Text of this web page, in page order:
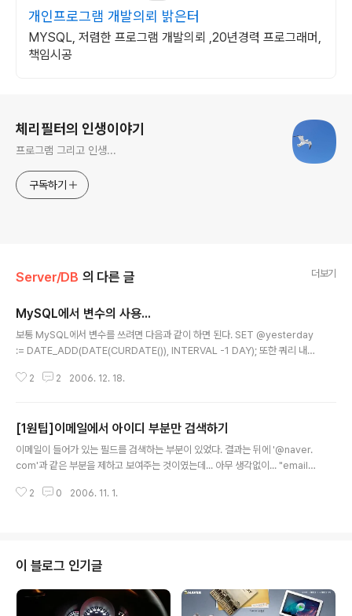
개인프로그램 개발의뢰 밝은터
MYSQL, 저렴한 프로그램 개발의뢰 ,20년경력 프로그래머,
책임시공
체리필터의 인생이야기
프로그램 그리고 인생...
구독하기
Server/DB 의 다른 글 더보기
MySQL에서 변수의 사용...
보통 MySQL에서 변수를 쓰려면 다음과 같이 하면 된다. SET @yesterday
:= DATE_ADD(DATE(CURDATE()), INTERVAL -1 DAY); 또한 쿼리 내에
O @columnVar ... 이런식으로 쿼리만을 모아서 프로그램 짜듯이 procedur
뱉으면서 다음 내용으로 넘어가질 않는 것이다. MYSQL 문법을 뒤져서 겨우
겨우 찾아냈다. SELECT @columnVar := column ... 이런식으로 하면 에러
가 안나면서 변수에 값을..
2 2 2006. 12. 18.
[1원팁]이메일에서 아이디 부분만 검색하기
이메일이 들어가 있는 필드를 검색하는 부분이 있었다. 결과는 뒤에 '@naver.
com'과 같은 부분을 제하고 보여주는 것이였는데... 아무 생각없이... "email L
e, r, ., c, o, m 중 아무 글자로나 검색하면... 모든 내용이 다 나오게 되니 말이
2 0 2006. 11. 1.
이 블로그 인기글